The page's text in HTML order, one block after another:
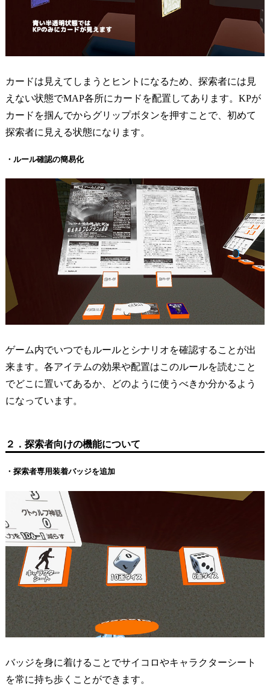
カードは見えてしまうとヒントになるため、探索者には見
えない状態でMAP各所にカードを配置してあります。KPが
カードを掴んでからグリップボタンを押すことで、初めて
探索者に見える状態になります。
・ルール確認の簡易化
ゲーム内でいつでもルールとシナリオを確認することが出
来ます。各アイテムの効果や配置はこのルールを読むこと
でどこに置いてあるか、どのように使うべきか分かるよう
になっています。
２．探索者向けの機能について
・探索者専用装着バッジを追加
バッジを身に着けることでサイコロやキャラクターシート
を常に持ち歩くことができます。